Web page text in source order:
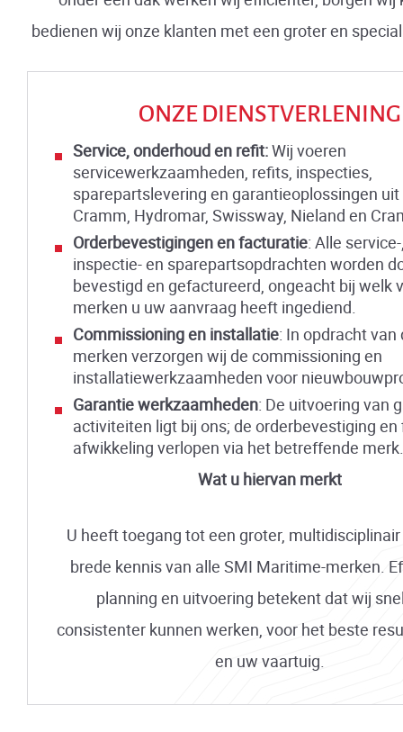
bedienen wij onze klanten met een groter en
ONZE DIENSTVERLENING
Service, onderhoud en refit:Wij voeren
servicewerkzaamheden, refits, inspecties,
sparepartslevering en garantieoplossingen uit
Cramm, Hydromar, Swissway, Nieland en
Orderbevestigingen en facturatie: Alle
inspectie- en sparepartsopdrachten worden
bevestigd en gefactureerd, ongeacht bij welk
merken u uw aanvraag heeft ingediend.
Commissioning en installatie: In opdracht van
merken verzorgen wij de commissioning en
installatiewerkzaamheden voor
Garantie werkzaamheden: De uitvoering van
activiteiten ligt bij ons; de orderbevestiging
afwikkeling verlopen via het betreffende merk.
Wat u hiervan merkt
U heeft toegang tot een groter,
brede kennis van alle SMI Maritime-merken.
planning en uitvoering betekent dat wij
consistenter kunnen werken, voor het beste
en uw vaartuig.